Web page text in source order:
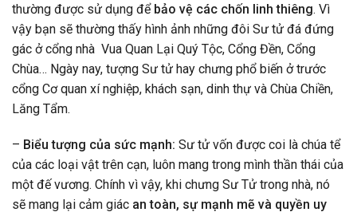
thường được sử dụng để bảo vệ các chốn linh thiêng. Vì
vậy bạn sẽ thường thấy hình ảnh những đôi Sư tử đá đứng
gác ở cổng nhà Vua Quan Lại Quý Tộc, Cổng Đền, Cổng
Chùa… Ngày nay, tượng Sư tử hay chưng phổ biến ở trước
cổng Cơ quan xí nghiệp, khách sạn, dinh thự và Chùa Chiền,
Lăng Tẩm.
– Biểu tượng của sức mạnh: Sư tử vốn được coi là chúa tể
của các loại vật trên cạn, luôn mang trong mình thần thái của
một đế vương. Chính vì vậy, khi chưng Sư Tử trong nhà, nó
sẽ mang lại cảm giác an toàn, sự mạnh mẽ và quyền uy